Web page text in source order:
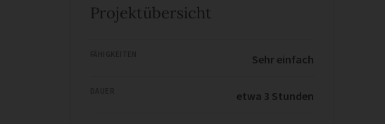
Projektübersicht
Sehr einfach
etwa 3 Stunden